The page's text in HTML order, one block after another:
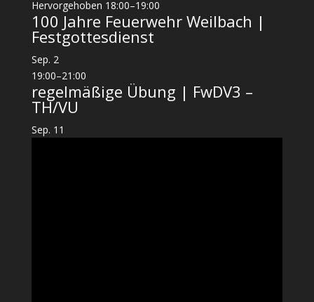
Hervorgehoben 18:00–19:00
100 Jahre Feuerwehr Weilbach |
Festgottesdienst
Sep. 2
19:00–21:00
regelmäßige Übung | FwDV3 –
TH/VU
Sep. 11